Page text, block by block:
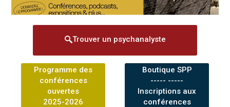
Trouver un psychanalyste
Programme des
conférences
ouvertes
2025-2026
Boutique SPP
----- -----
Inscriptions aux
conférences